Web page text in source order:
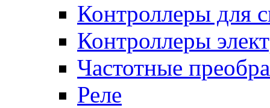
Контроллеры для
Контроллеры
Частотные
Реле